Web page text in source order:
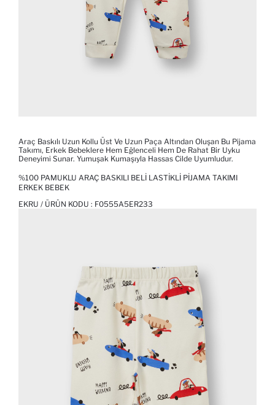
Araç Baskılı Uzun Kollu Üst Ve Uzun Paça Altından Oluşan Bu Pijama
Takımı, Erkek Bebeklere Hem Eğlenceli Hem De Rahat Bir Uyku
Deneyimi Sunar. Yumuşak Kumaşıyla Hassas Cilde Uyumludur.
%100 PAMUKLU ARAÇ BASKILI BELI LASTIKLI PIJAMA TAKIMI
ERKEK BEBEK
EKRU / ÜRÜN KODU : F0555A5ER233